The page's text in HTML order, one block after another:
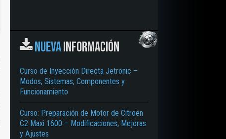
NUEVAINFORMACIÓN
Curso de Inyección Directa Jetronic –
Modos, Sistemas, Componentes y
Funcionamiento
Curso: Preparación de Motor de Citroën
C2 Maxi 1600 – Modificaciones, Mejoras
y Ajustes